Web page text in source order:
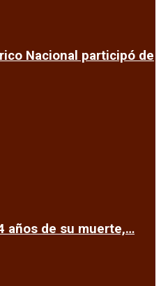
Nacional participó de
años de su muerte,…